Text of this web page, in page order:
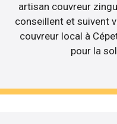
artisan couvreur
conseillent et suivent
couvreur local à
pour la